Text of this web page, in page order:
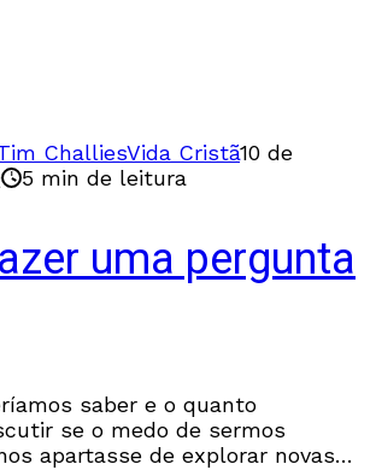
ChalliesVida Cristã10 de
5 min de leitura
uma pergunta
saber e o quanto
se o medo de sermos
apartasse de explorar novas